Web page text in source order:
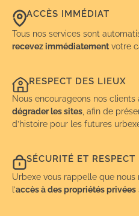
ACCÈS IMMÉDIAT
Tous nos services sont
recevez immédiatement votre
RESPECT DES LIEUX
Nous encourageons nos clients
dégrader les sites , afin de
d’histoire pour les futures
SÉCURITÉ ET RESPECT
Urbexe vous rappelle que nous
l’accès à des propriétés privées